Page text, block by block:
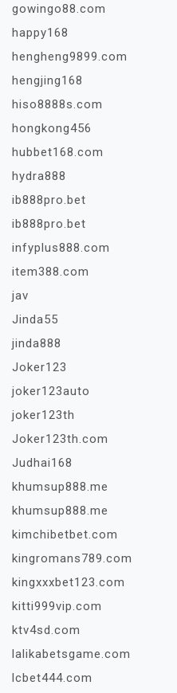
gowingo88.com
happy168
hengheng9899.com
hengjing168
hiso8888s.com
hongkong456
hubbet168.com
hydra888
ib888pro.bet
ib888pro.bet
infyplus888.com
item388.com
jav
Jinda55
jinda888
Joker123
joker123auto
joker123th
Joker123th.com
Judhai168
khumsup888.me
khumsup888.me
kimchibetbet.com
kingromans789.com
kingxxxbet123.com
kitti999vip.com
ktv4sd.com
lalikabetsgame.com
lcbet444.com